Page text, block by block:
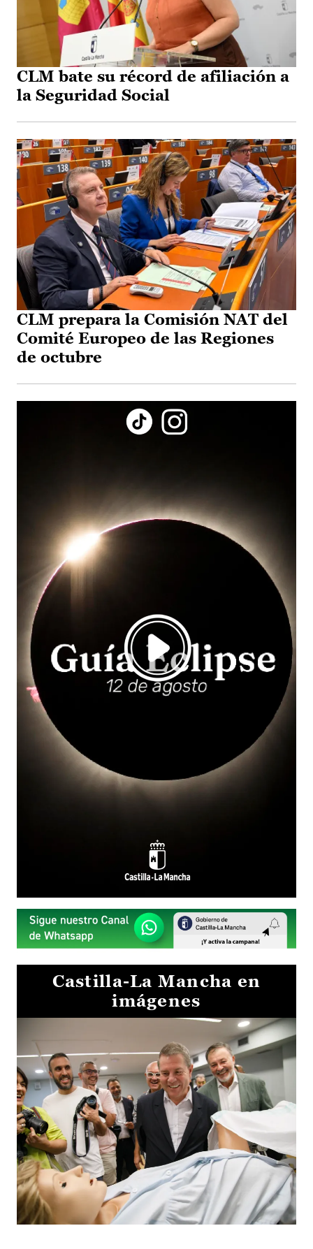
CLM bate su récord de afiliación a
la Seguridad Social
CLM prepara la Comisión NAT del
Comité Europeo de las Regiones
de octubre
Castilla-La Mancha en
imágenes